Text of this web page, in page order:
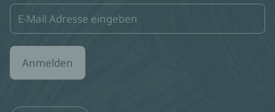
Anmelden